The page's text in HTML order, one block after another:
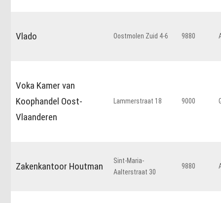
Vlado Oostmolen Zuid 4-6 9880
Voka Kamer van
Koophandel Oost-
Vlaanderen
Lammerstraat 18 9000
Zakenkantoor Houtman
Sint-Maria-
Aalterstraat 30
9880